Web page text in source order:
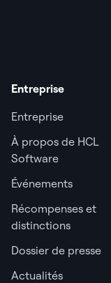
Entreprise
Entreprise
À propos de HCL
Software
Événements
Récompenses et
distinctions
Dossier de presse
Actualités